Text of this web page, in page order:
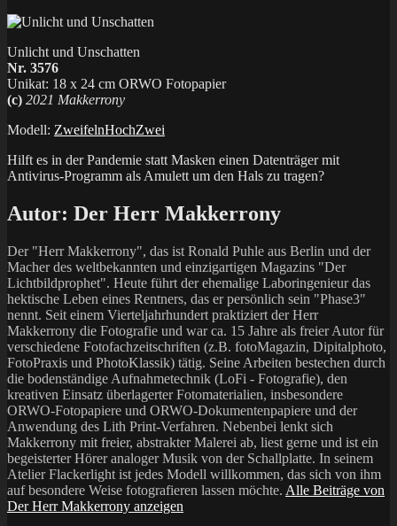
Unlicht und Unschatten
Nr. 3576
Unikat: 18 x 24 cm ORWO Fotopapier
(c) 2021 Makkerrony
Modell: ZweifelnHochZwei
Hilft es in der Pandemie statt Masken einen Datenträger mit
Antivirus-Programm als Amulett um den Hals zu tragen?
Autor: Der Herr Makkerrony
Der "Herr Makkerrony", das ist Ronald Puhle aus Berlin und der
Macher des weltbekannten und einzigartigen Magazins "Der
Lichtbildprophet". Heute führt der ehemalige Laboringenieur das
hektische Leben eines Rentners, das er persönlich sein "Phase3"
nennt. Seit einem Vierteljahrhundert praktiziert der Herr
Makkerrony die Fotografie und war ca. 15 Jahre als freier Autor für
verschiedene Fotofachzeitschriften (z.B. fotoMagazin, Dipitalphoto,
FotoPraxis und PhotoKlassik) tätig. Seine Arbeiten bestechen durch
die bodenständige Aufnahmetechnik (LoFi - Fotografie), den
kreativen Einsatz überlagerter Fotomaterialien, insbesondere
ORWO-Fotopapiere und ORWO-Dokumentenpapiere und der
Anwendung des Lith Print-Verfahren. Nebenbei lenkt sich
Makkerrony mit freier, abstrakter Malerei ab, liest gerne und ist ein
begeisterter Hörer analoger Musik von der Schallplatte. In seinem
Atelier Flackerlight ist jedes Modell willkommen, das sich von ihm
auf besondere Weise fotografieren lassen möchte. Alle Beiträge von
Der Herr Makkerrony anzeigen